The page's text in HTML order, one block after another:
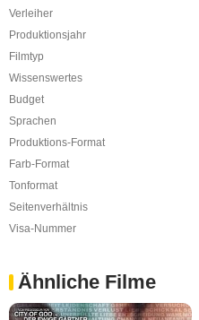
Verleiher
Produktionsjahr
Filmtyp
Wissenswertes
Budget
Sprachen
Produktions-Format
Farb-Format
Tonformat
Seitenverhältnis
Visa-Nummer
Ähnliche Filme